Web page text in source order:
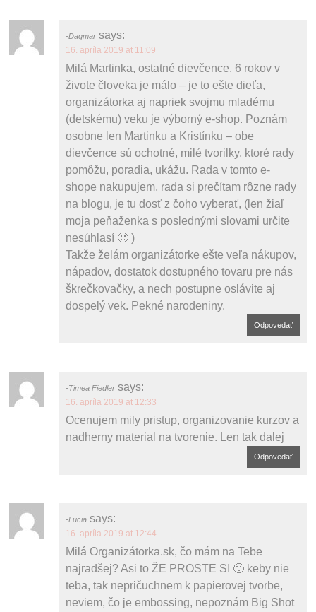
Dagmar says:
16. apríla 2019 at 11:09
Milá Martinka, ostatné dievčence, 6 rokov v
živote človeka je málo – je to ešte dieťa,
organizátorka aj napriek svojmu mladému
(detskému) veku je výborný e-shop. Poznám
osobne len Martinku a Kristínku – obe
dievčence sú ochotné, milé tvorilky, ktoré rady
pomôžu, poradia, ukážu. Rada v tomto e-
shope nakupujem, rada si prečítam rôzne rady
na blogu, je tu dosť z čoho vyberať, (len žiaľ
moja peňaženka s poslednými slovami určite
nesúhlasí 🙂 )
Takže želám organizátorke ešte veľa nákupov,
nápadov, dostatok dostupného tovaru pre nás
škrečkovačky, a nech postupne oslávite aj
dospelý vek. Pekné narodeniny.
Odpovedať
Timea Fiedler says:
16. apríla 2019 at 12:33
Ocenujem mily pristup, organizovanie kurzov a
nadherny material na tvorenie. Len tak dalej
Odpovedať
Lucia says:
16. apríla 2019 at 12:44
Milá Organizátorka.sk, čo mám na Tebe
najradšej? Asi to ŽE PROSTE SI 🙂 keby nie
teba, tak nepričuchnem k papierovej tvorbe,
neviem, čo je embossing, nepoznám Big Shot